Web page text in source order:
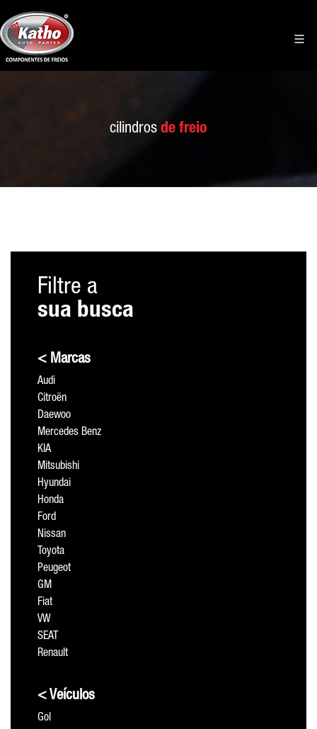
cilindros de freio
Filtre a
sua busca
< Marcas
Audi
Citroën
Daewoo
Mercedes Benz
KIA
Mitsubishi
Hyundai
Honda
Ford
Nissan
Toyota
Peugeot
GM
Fiat
VW
SEAT
Renault
< Veículos
Gol